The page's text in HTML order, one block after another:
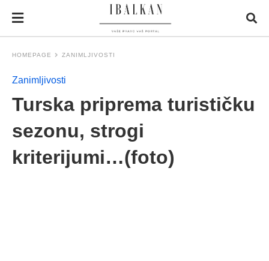
HOMEPAGE ZANIMLJIVOSTI
Zanimljivosti
Turska priprema turističku
sezonu, strogi
kriterijumi…(foto)